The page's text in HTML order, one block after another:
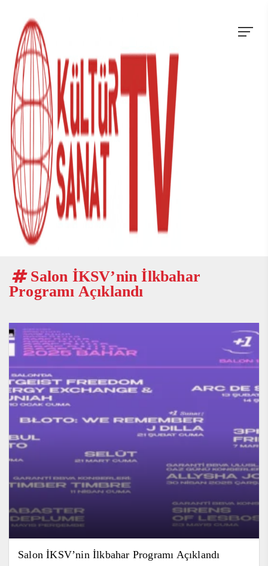
Salon İKSV’nin İlkbahar
Programı Açıklandı
Salon İKSV’nin İlkbahar Programı Açıklandı